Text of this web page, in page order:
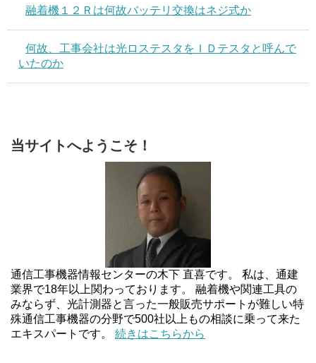
融着機１２Ｒは何故バッテリ交換はネジ式か
何故、工事会社は光ロステスタをＩＤテスタと呼んで
いたのか
当サイトへようこそ！
通信工事機器情報センターの木下 直喜です。 私は、通建
業界で18年以上関わっております。 融着機や関連工具の
みならず、光計測器と言った一般販売サポートが難しい特
殊通信工事機器の分野で500社以上もの相談に乗って来た
エキスパートです。 続きはこちらから